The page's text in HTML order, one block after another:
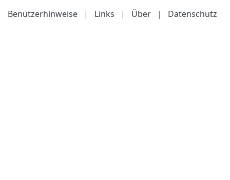
Benutzerhinweise
| Links | Über | Datenschutz